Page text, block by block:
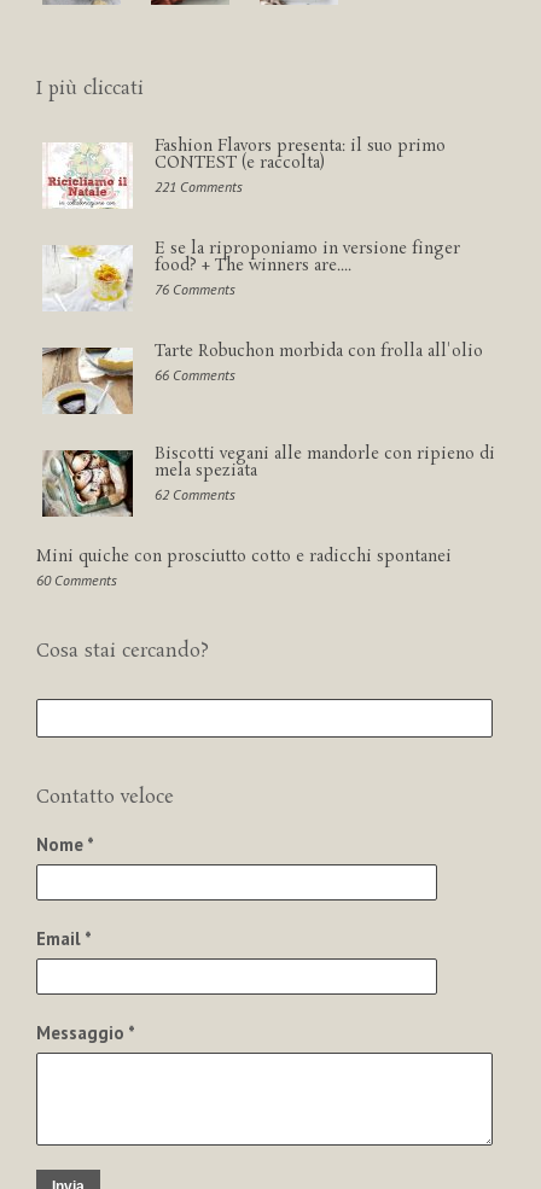
I più cliccati
Fashion Flavors presenta: il suo primo
CONTEST (e raccolta)
221 Comments
E se la riproponiamo in versione finger
food? + The winners are....
76 Comments
Tarte Robuchon morbida con frolla all'olio
66 Comments
Biscotti vegani alle mandorle con ripieno di
mela speziata
62 Comments
Mini quiche con prosciutto cotto e radicchi spontanei
60 Comments
Cosa stai cercando?
Contatto veloce
Nome *
Email *
Messaggio *